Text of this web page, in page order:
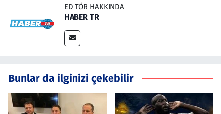
EDITÖR HAKKINDA
HABER TR
Bunlar da ilginizi çekebilir